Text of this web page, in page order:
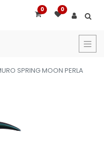
0 0
SPRING MOON PERLA